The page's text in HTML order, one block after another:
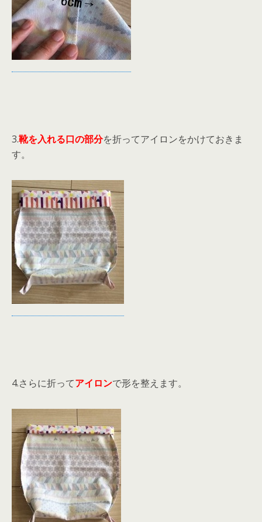
3.靴を入れる口の部分を折ってアイロンをかけておきま
す。
4.さらに折ってアイロンで形を整えます。